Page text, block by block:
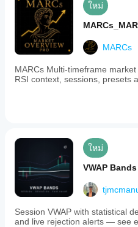
ใหม่
MARCs
MARCs Multi-timeframe
RSI context, sessions, presets
ใหม่
VWAP Bands
Session VWAP with statistical
and live rejection alerts — see